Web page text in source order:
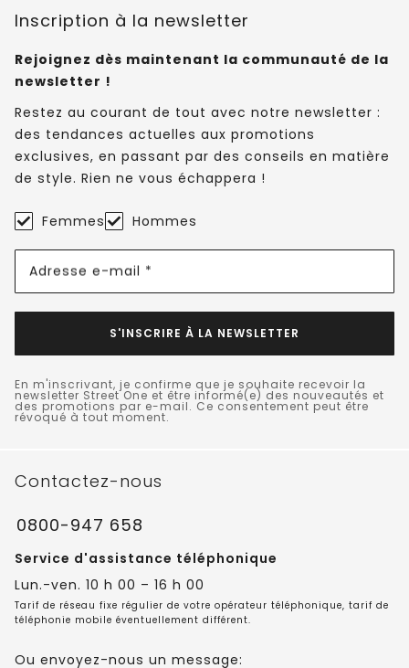
Inscription à la newsletter
Rejoignez dès maintenant la communauté de la
newsletter !
Restez au courant de tout avec notre newsletter :
des tendances actuelles aux promotions
exclusives, en passant par des conseils en matière
de style. Rien ne vous échappera !
Femmes Hommes
Adresse e-mail *
S'INSCRIRE À LA NEWSLETTER
En m'inscrivant, je confirme que je souhaite recevoir la
newsletter Street One et être informé(e) des nouveautés et
des promotions par e-mail. Ce consentement peut être
révoqué à tout moment.
Contactez-nous
0800-947 658
Service d'assistance téléphonique
Lun.-ven. 10 h 00 – 16 h 00
Tarif de réseau fixe régulier de votre opérateur téléphonique, tarif de
téléphonie mobile éventuellement différent.
Ou envoyez-nous un message: